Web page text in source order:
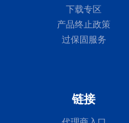
下载专区
产品终止政策
过保固服务
链接